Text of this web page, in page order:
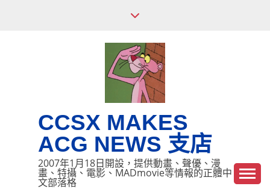
CCSX MAKES
ACG NEWS 支店
2007年1月18日開設，提供動畫、聲優、漫
畫、特攝、電影、MADmovie等情報的正體中
文部落格